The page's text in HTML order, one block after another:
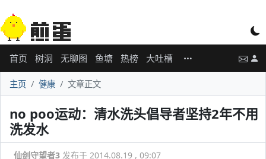
首页 树洞 无聊图 鱼塘 热榜 大吐槽
主页 健康 文章正文
no poo运动：清水洗头倡导者坚持2年不用
洗发水
仙剑守望者3 发布于 2014.08.19 , 09:07